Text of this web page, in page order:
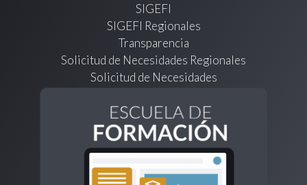
SIGEFI
SIGEFI Regionales
Transparencia
Solicitud de Necesidades Regionales
Solicitud de Necesidades